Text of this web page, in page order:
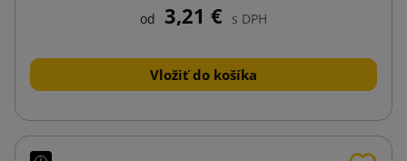
od 3,21 € s DPH
Vložiť do košíka